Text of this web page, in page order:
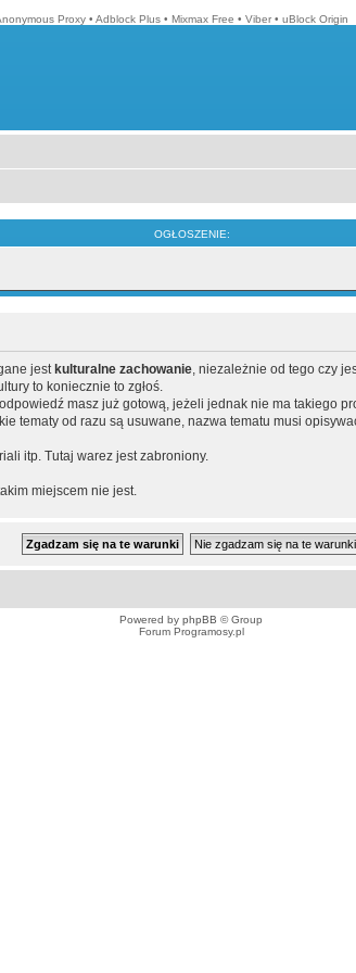
Proxy • Adblock Plus • Mixmax Free • Viber • uBlock Origin
OGŁOSZENIE:
jest kulturalne zachowanie, niezależnie od tego czy
to koniecznie to zgłoś.
masz już gotową, jeżeli jednak nie ma takiego
tematy od razu są usuwane, nazwa tematu musi
itp. Tutaj warez jest zabroniony.
miejscem nie jest.
Powered by phpBB © Group
Forum Programosy.pl